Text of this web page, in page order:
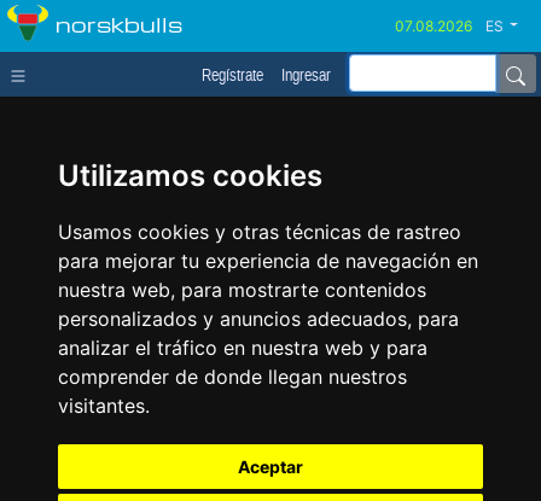
Utilizamos cookies
Usamos cookies y otras técnicas de rastreo
para mejorar tu experiencia de navegación en
nuestra web, para mostrarte contenidos
personalizados y anuncios adecuados, para
analizar el tráfico en nuestra web y para
comprender de donde llegan nuestros
visitantes.
Aceptar
norskbulls ES
Regístrate Ingresar